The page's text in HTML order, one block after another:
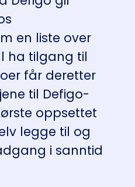
en liste over
ha tilgang til
får deretter
til Defigo-
oppsettet
legge til og
i sanntid